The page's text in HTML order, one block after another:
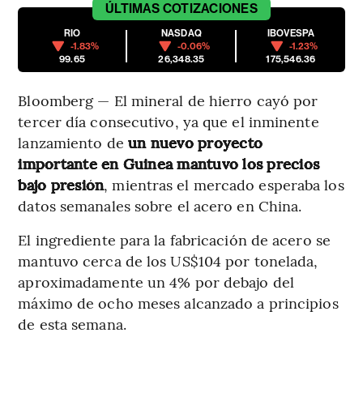
ÚLTIMAS COTIZACIONES
RIO
-1.83%
99.65
NASDAQ
-0.06%
26,348.35
IBOVESPA
-1.23%
175,546.36
Bloomberg — El mineral de hierro cayó por
tercer día consecutivo, ya que el inminente
lanzamiento de un nuevo proyecto
importante en Guinea mantuvo los precios
bajo presión, mientras el mercado esperaba los
datos semanales sobre el acero en China.
El ingrediente para la fabricación de acero se
mantuvo cerca de los US$104 por tonelada,
aproximadamente un 4% por debajo del
máximo de ocho meses alcanzado a principios
de esta semana.